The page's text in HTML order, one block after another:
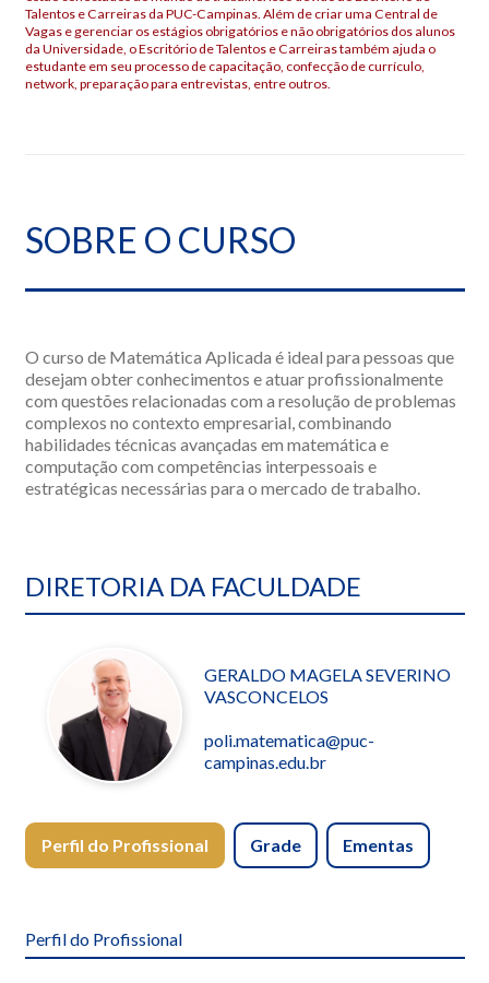
Talentos e Carreiras da PUC-Campinas. Além de criar uma Central de
Vagas e gerenciar os estágios obrigatórios e não obrigatórios dos alunos
da Universidade, o Escritório de Talentos e Carreiras também ajuda o
estudante em seu processo de capacitação, confecção de currículo,
network, preparação para entrevistas, entre outros.
SOBRE O CURSO
O curso de Matemática Aplicada é ideal para pessoas que
desejam obter conhecimentos e atuar profissionalmente
com questões relacionadas com a resolução de problemas
complexos no contexto empresarial, combinando
habilidades técnicas avançadas em matemática e
computação com competências interpessoais e
estratégicas necessárias para o mercado de trabalho.
DIRETORIA DA FACULDADE
GERALDO MAGELA SEVERINO
VASCONCELOS
poli.matematica@puc-
campinas.edu.br
Perfil do Profissional Grade Ementas
Perfil do Profissional